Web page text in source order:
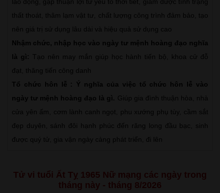
thất thoát, thâm lạm vật tư, chất lượng công trình đảm bảo, tạo
nên giá trị sử dụng lâu dài và hiệu quả sử dụng cao
Nhậm chức, nhập học vào ngày tư mệnh hoàng đạo nghĩa
là gì: Tạo nên may mắn giúp học hành tiến bộ, khoa cử đỗ
đạt, thăng tiến công danh
Tổ chức hôn lễ : Ý nghĩa của việc tổ chức hôn lễ vào
ngày tư mệnh hoàng đạo là gì. Giúp gia đình thuận hòa, nhà
cửa yên ấm, cơm lành canh ngọt, phu xướng phụ tùy, cầm sắt
đẹp duyên, sánh đôi hạnh phúc đến răng long đầu bạc, sinh
được quý tử, gia vận ngày càng phát triển, đi lên
Tử vi tuổi Ất Tỵ 1965 Nữ mạng các ngày trong
tháng này - tháng 8/2026